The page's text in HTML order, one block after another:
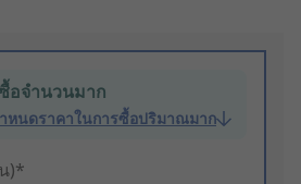
อจำนวนมาก
หนดราคาในการซื้อปริมาณมาก
)*